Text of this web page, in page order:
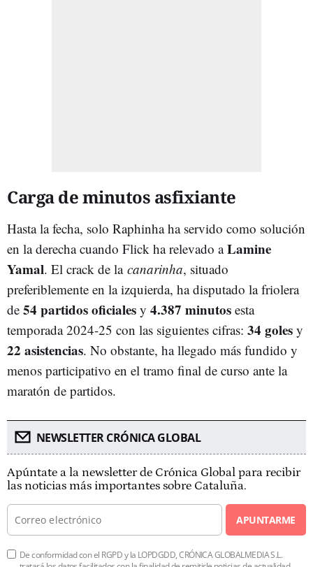
Carga de minutos asfixiante
Hasta la fecha, solo Raphinha ha servido como solución
en la derecha cuando Flick ha relevado aLamine
Yamal. El crack de la canarinha, situado
preferiblemente en la izquierda, ha disputado la friolera
de 54 partidos oficiales y 4.387 minutos esta
temporada 2024-25 con las siguientes cifras: 34 goles y
22 asistencias. No obstante, ha llegado más fundido y
menos participativo en el tramo final de curso ante la
maratón de partidos.
NEWSLETTER CRÓNICA GLOBAL
Apúntate a la newsletter de Crónica Global para recibir
las noticias más importantes sobre Cataluña.
APUNTARME
De conformidad con el RGPD y la LOPDGDD, CRÓNICA GLOBALMEDIA S.L.